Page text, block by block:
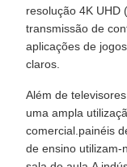
resolução 4K UHD
transmissão de
aplicações de
claros.
Além de
uma ampla
comercial.painéis
de ensino utilizam-